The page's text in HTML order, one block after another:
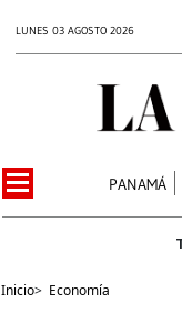
LUNES 03 AGOSTO 2026
PANAMÁ
Inicio> Economía